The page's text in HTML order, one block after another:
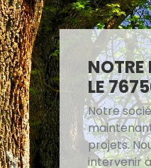
NOTRE
LE
Notre
projets.
intervenir